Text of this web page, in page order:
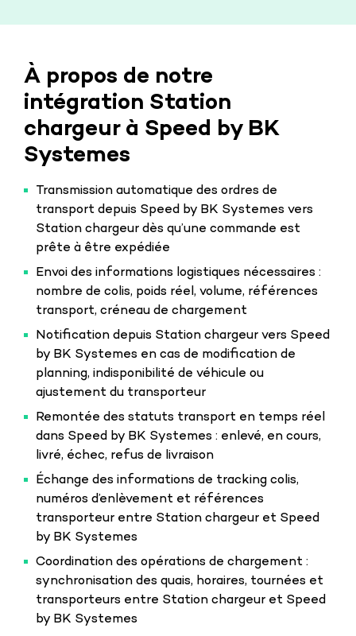
À propos de notre
intégration Station
chargeur à Speed by BK
Systemes
Transmission automatique des ordres de
transport depuis Speed by BK Systemes vers
Station chargeur dès qu’une commande est
prête à être expédiée
Envoi des informations logistiques nécessaires :
nombre de colis, poids réel, volume, références
transport, créneau de chargement
Notification depuis Station chargeur vers Speed
by BK Systemes en cas de modification de
planning, indisponibilité de véhicule ou
ajustement du transporteur
Remontée des statuts transport en temps réel
dans Speed by BK Systemes : enlevé, en cours,
livré, échec, refus de livraison
Échange des informations de tracking colis,
numéros d’enlèvement et références
transporteur entre Station chargeur et Speed
by BK Systemes
Coordination des opérations de chargement :
synchronisation des quais, horaires, tournées et
transporteurs entre Station chargeur et Speed
by BK Systemes